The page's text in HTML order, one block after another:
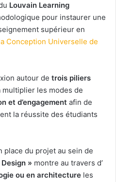
Louvain Learning
pour instaurer une
supérieur en
Conception Universelle de
autour de trois piliers
multiplier les modes de
et d’engagement afin de
la réussite des étudiants
place du projet au sein de
» montre au travers d’
ou en architecture les